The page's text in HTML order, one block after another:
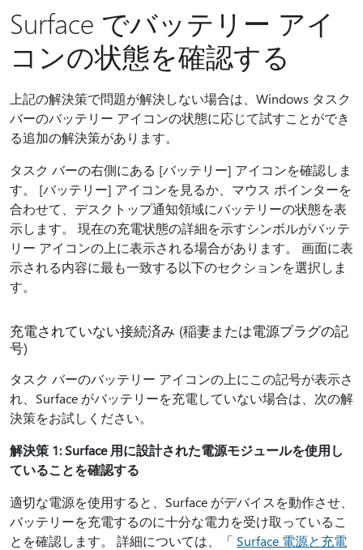
Surface でバッテリー アイ
コンの状態を確認する
上記の解決策で問題が解決しない場合は、Windows タスク
バーのバッテリー アイコンの状態に応じて試すことができ
る追加の解決策があります。
タスク バーの右側にある [バッテリー] アイコンを確認しま
す。 [バッテリー] アイコンを見るか、マウス ポインターを
合わせて、デスクトップ通知領域にバッテリーの状態を表
示します。 現在の充電状態の詳細を示すシンボルがバッテ
リー アイコンの上に表示される場合があります。 画面に表
示される内容に最も一致する以下のセクションを選択しま
す。
充電されていない接続済み (稲妻または電源プラグの記
号)
タスク バーのバッテリー アイコンの上にこの記号が表示さ
れ、Surface がバッテリーを充電していない場合は、次の解
決策をお試しください。
解決策 1: Surface 用に設計された電源モジュールを使用し
ていることを確認する
適切な電源を使用すると、Surface がデバイスを動作させ、
バッテリーを充電するのに十分な電力を受け取っているこ
とを確認します。 詳細については、「 Surface 電源と充電